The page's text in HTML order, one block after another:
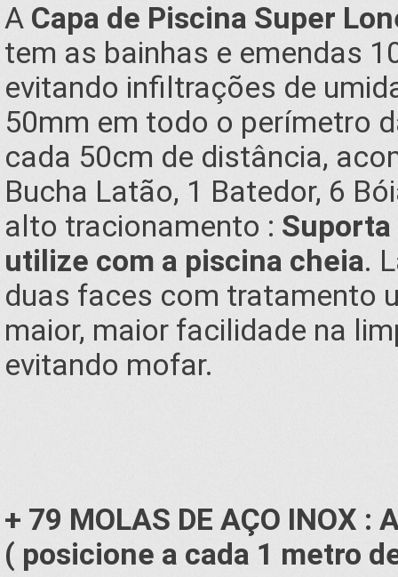
A Capa de Piscina Super
tem as bainhas e emendas
evitando infiltrações de
50mm em todo o perímetro
cada 50cm de distância,
Bucha Latão, 1 Batedor, 6
alto tracionamento :
utilize com a piscina cheia.
duas faces com tratamento
maior, maior facilidade na
evitando mofar.
+ 79 MOLAS DE AÇO INOX :
( posicione a cada 1 metro